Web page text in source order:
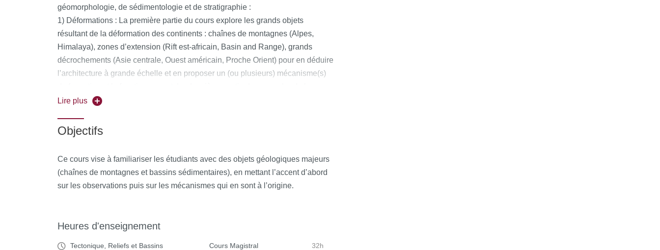
géomorphologie, de sédimentologie et de stratigraphie :
1) Déformations : La première partie du cours explore les grands objets
résultant de la déformation des continents : chaînes de montagnes (Alpes,
Himalaya), zones d’extension (Rift est-africain, Basin and Range), grands
décrochements (Asie centrale, Ouest américain, Proche Orient) pour en déduire
l’architecture à grande échelle et en proposer un (ou plusieurs) mécanisme(s)
fonctionnement des failles en s’appuyant sur la mécanique des milieux
notions de tectonique vues en cours.
2) Reliefs et Bassins : Une fois les processus de déformation continentale
associés (soulèvement et subsidence) de la surface de la Terre, ainsi qu’à la
structure et à la dynamique des régions en subsidence que sont les bassins
sédimentaires. La quatrième et dernière partie du cours est axée sur le
particulier. Les notions de tectoniques, sédimentologie et stratigraphie vues en
cours sont enfin exploitées dans le cadre de TD de géologie structurale, de
Lire plus
Objectifs
Ce cours vise à familiariser les étudiants avec des objets géologiques majeurs
(chaînes de montagnes et bassins sédimentaires), en mettant l’accent d’abord
sur les observations puis sur les mécanismes qui en sont à l’origine.
Heures d'enseignement
Tectonique, Reliefs et Bassins Cours Magistral 32h